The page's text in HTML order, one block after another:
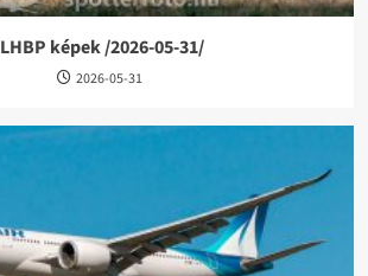
LHBP képek /2026-05-31/
2026-05-31